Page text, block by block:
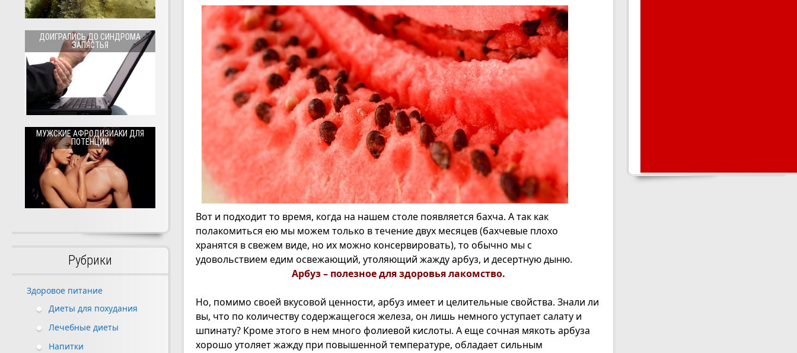
Вот и подходит то время, когда на нашем столе появляется бахча. А так как
полакомиться ею мы можем только в течение двух месяцев (бахчевые плохо
хранятся в свежем виде, но их можно консервировать), то обычно мы с
удовольствием едим освежающий, утоляющий жажду арбуз, и десертную дыню.
Арбуз – полезное для здоровья лакомство.
Но, помимо своей вкусовой ценности, арбуз имеет и целительные свойства. Знали ли
вы, что по количеству содержащегося железа, он лишь немного уступает салату и
шпинату? Кроме этого в нем много фолиевой кислоты. А еще сочная мякоть арбуза
хорошо утоляет жажду при повышенной температуре, обладает сильным
ДОИГРАЛИСЬ ДО СИНДРОМА
ЗАПЯСТЬЯ
МУЖСКИЕ АФРОДИЗИАКИ ДЛЯ
ПОТЕНЦИИ
Рубрики
Здоровое питание
Диеты для похудания
Лечебные диеты
Напитки